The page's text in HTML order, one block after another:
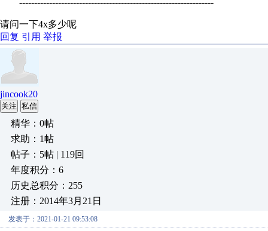
-----------------------------------------------------------------
请问一下4x多少呢
回复 引用 举报
jincook20
关注 私信
精华：0帖
求助：1帖
帖子：5帖 | 119回
年度积分：6
历史总积分：255
注册：2014年3月21日
发表于：2021-01-21 09:53:08